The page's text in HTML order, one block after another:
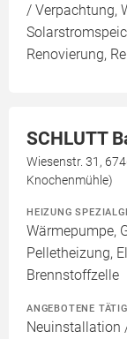
/ Verpachtung,
Renovierung,
SCHLUTT
Wiesenstr. 31,
Knochenmühle)
HEIZUNG
Wärmepumpe,
Pelletheizung,
Brennstoffzelle
ANGEBOTENE
Neuinstallation